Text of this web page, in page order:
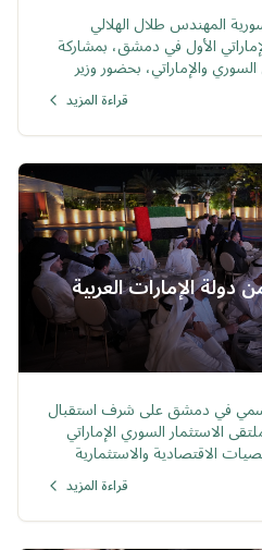
المهندس طلال الهلالي
الأول في دمشق، بمشاركة
والإماراتي، بحضور وزير
المنتدى إلى تعزيز التعاون
والإمارات وتوسيع الشراكات
في مجالات متعددة مثل التجارة،
التحول الرقمي، الرعاية
الغذائي، الطيران، التطوير
قراءة المزيد
الإمارات العربية
في دمشق على شرف استقبال
الاستثمار السوري الإماراتي
الاقتصادية والاستثمارية
قراءة المزيد